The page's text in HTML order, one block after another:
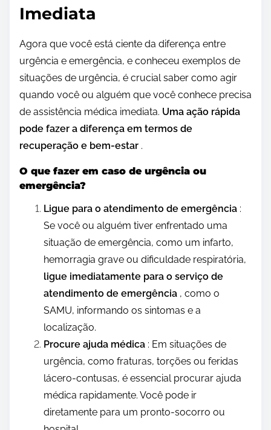
Imediata
Agora que você está ciente da diferença entre
urgência e emergência, e conheceu exemplos de
situações de urgência, é crucial saber como agir
quando você ou alguém que você conhece precisa
de assistência médica imediata. Uma ação rápida
pode fazer a diferença em termos de
recuperação e bem-estar .
O que fazer em caso de urgência ou
emergência?
Ligue para o atendimento de emergência :
Se você ou alguém tiver enfrentado uma
situação de emergência, como um infarto,
hemorragia grave ou dificuldade respiratória,
ligue imediatamente para o serviço de
atendimento de emergência , como o
SAMU, informando os sintomas e a
localização.
Procure ajuda médica : Em situações de
urgência, como fraturas, torções ou feridas
lácero-contusas, é essencial procurar ajuda
médica rapidamente. Você pode ir
diretamente para um pronto-socorro ou